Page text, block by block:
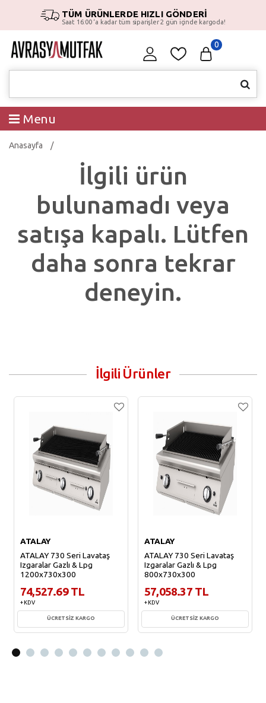
TÜM ÜRÜNLERDE HIZLI GÖNDERİ
Saat 16:00 ‘a kadar tüm siparişler 2 gün içinde kargoda!
0
Menu
Anasayfa
İlgili ürün
bulunamadı veya
satışa kapalı. Lütfen
daha sonra tekrar
deneyin.
İlgili Ürünler
ATALAY
ATALAY 730 Seri Lavataş
Izgaralar Gazlı & Lpg
1200x730x300
74,527.69 TL
+ KDV
ÜCRETSİZ KARGO
ATALAY
ATALAY 730 Seri Lavataş
Izgaralar Gazlı & Lpg
800x730x300
57,058.37 TL
+ KDV
ÜCRETSİZ KARGO